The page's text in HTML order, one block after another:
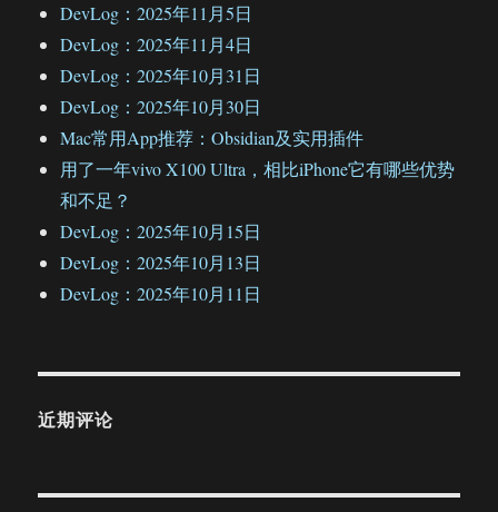
DevLog：2025年11月5日
DevLog：2025年11月4日
DevLog：2025年10月31日
DevLog：2025年10月30日
Mac常用App推荐：Obsidian及实用插件
用了一年vivo X100 Ultra，相比iPhone它有哪些优势
和不足？
DevLog：2025年10月15日
DevLog：2025年10月13日
DevLog：2025年10月11日
近期评论